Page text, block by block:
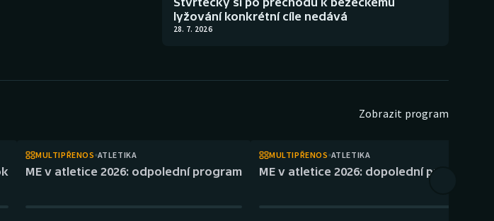
lyžování konkrétní cíle nedává
28. 7. 2026
Zobrazit program
MULTIPŘENOS ATLETIKA
ME v atletice 2026: odpolední program
MULTIPŘENOS ATLETIKA
ME v atletice 2026: dopolední program